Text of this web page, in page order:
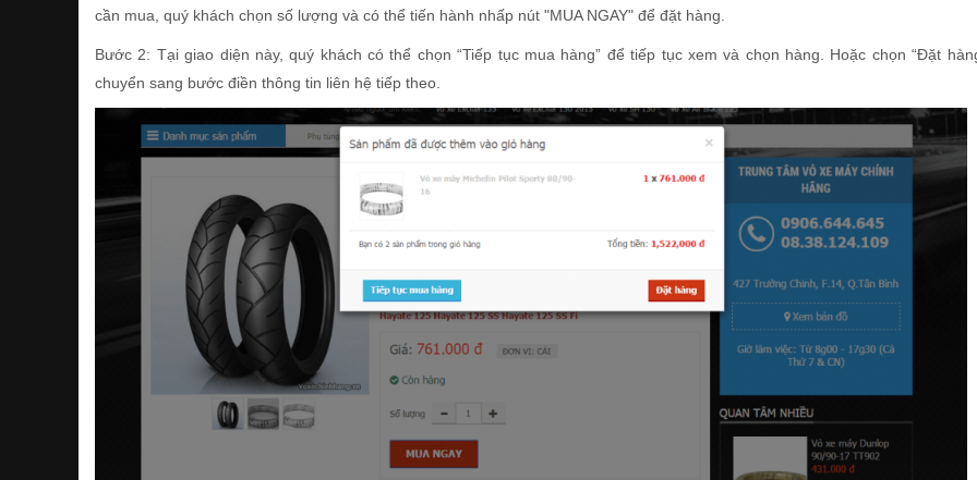
cần mua, quý khách chọn số lượng và có thể tiến hành nhấp nút "MUA NGAY" để đặt hàng.
Bước 2: Tại giao diện này, quý khách có thể chọn “Tiếp tục mua hàng” để tiếp tục xem và chọn hàng. Hoặc chọn “Đặt
chuyển sang bước điền thông tin liên hệ tiếp theo.